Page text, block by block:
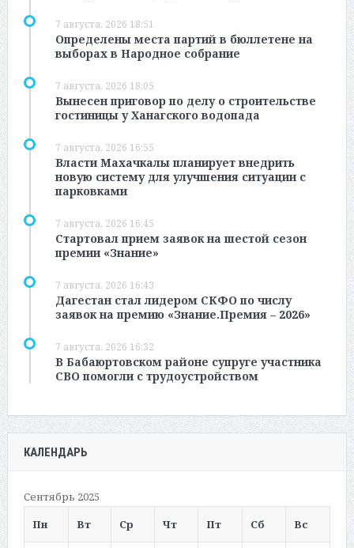
7 августа, 2026 18:51
Определены места партий в бюллетене на
выборах в Народное собрание
7 августа, 2026 18:05
Вынесен приговор по делу о строительстве
гостиницы у Ханагского водопада
7 августа, 2026 16:55
Власти Махачкалы планирует внедрить
новую систему для улучшения ситуации с
парковками
7 августа, 2026 16:45
Стартовал прием заявок на шестой сезон
премии «Знание»
7 августа, 2026 16:43
Дагестан стал лидером СКФО по числу
заявок на премию «Знание.Премия – 2026»
7 августа, 2026 16:32
В Бабаюртовском районе супруге участника
СВО помогли с трудоустройством
КАЛЕНДАРЬ
Сентябрь 2025
Пн
Вт Ср Чт Пт Сб Вс